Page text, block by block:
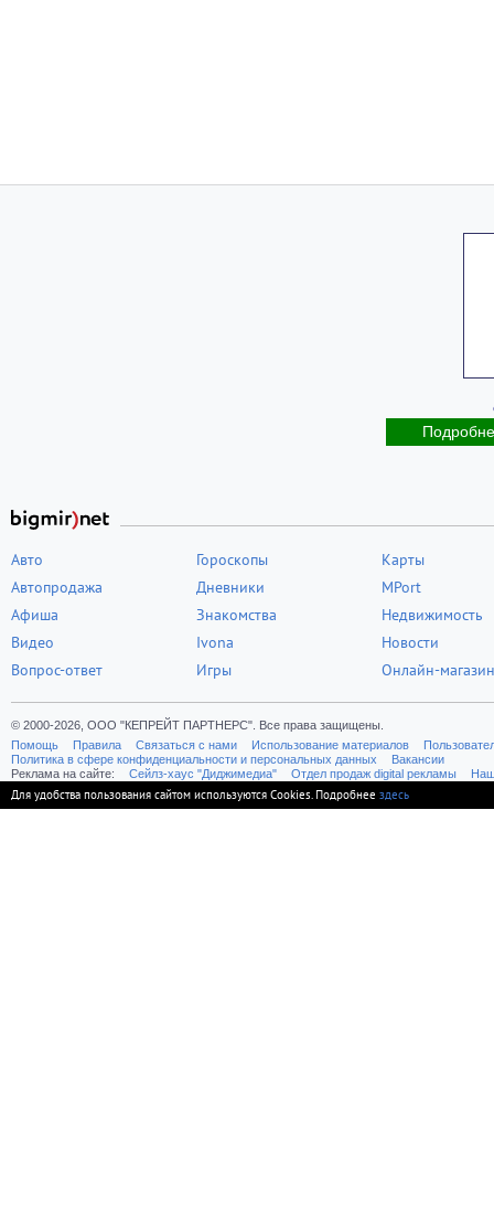
Авто
Автопродажа
Афиша
Видео
Вопрос-ответ
Гороскопы
Дневники
Знакомства
Ivona
Игры
Карты
MPort
Недвижимость
Новости
Онлайн-магазин
© 2000-2026, ООО "КЕПРЕЙТ ПАРТНЕРС". Все права защищены.
Помощь
Правила Связаться с нами Использование материалов
Политика в сфере конфиденциальности и персональных данных
Вакансии
Реклама на сайте:
Cейлз-хаус "Диджимедиа" Отдел продаж digital рекламы
Для удобства пользования сайтом используются Cookies. Подробнее здесь